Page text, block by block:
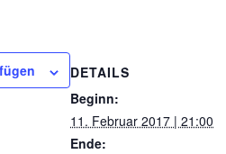
DETAILS
Beginn:
11. Februar 2017 | 21:00
Ende: